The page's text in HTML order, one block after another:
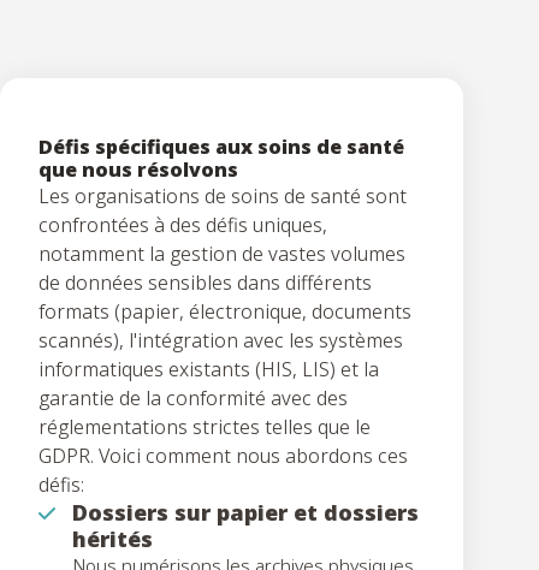
Défis spécifiques aux soins de santé
que nous résolvons
Les organisations de soins de santé sont
confrontées à des défis uniques,
notamment la gestion de vastes volumes
de données sensibles dans différents
formats (papier, électronique, documents
scannés), l'intégration avec les systèmes
informatiques existants (HIS, LIS) et la
garantie de la conformité avec des
réglementations strictes telles que le
GDPR. Voici comment nous abordons ces
défis:
Dossiers sur papier et dossiers
hérités